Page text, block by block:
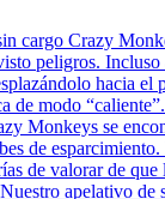
cargo Crazy
peligros. Incluso
hacia el
de modo
Monkeys se
de
de valorar de que
apelativo de